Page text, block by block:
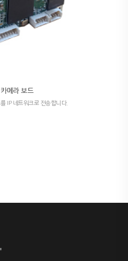
카메라 보드
IP 네트워크로 전송합니다.